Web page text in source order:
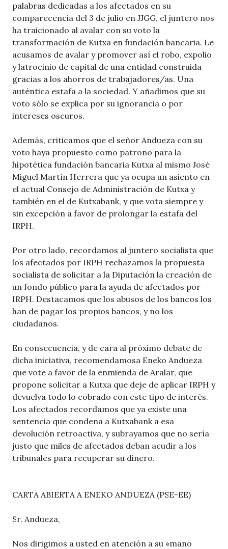
palabras dedicadas a los afectados en su
comparecencia del 3 de julio en JJGG, el juntero nos
ha traicionado al avalar con su voto la
transformación de Kutxa en fundación bancaria. Le
acusamos de avalar y promover así el robo, expolio
y latrocinio de capital de una entidad construida
gracias a los ahorros de trabajadores/as. Una
auténtica estafa a la sociedad. Y añadimos que su
voto sólo se explica por su ignorancia o por
intereses oscuros.
Además, criticamos que el señor Andueza con su
voto haya propuesto como patrono para la
hipotética fundación bancaria Kutxa al mismo José
Miguel Martín Herrera que ya ocupa un asiento en
el actual Consejo de Administración de Kutxa y
también en el de Kutxabank, y que vota siempre y
sin excepción a favor de prolongar la estafa del
IRPH.
Por otro lado, recordamos al juntero socialista que
los afectados por IRPH rechazamos la propuesta
socialista de solicitar a la Diputación la creación de
un fondo público para la ayuda de afectados por
IRPH. Destacamos que los abusos de los bancos los
han de pagar los propios bancos, y no los
ciudadanos.
En consecuencia, y de cara al próximo debate de
dicha iniciativa, recomendamosa Eneko Andueza
que vote a favor de la enmienda de Aralar, que
propone solicitar a Kutxa que deje de aplicar IRPH y
devuelva todo lo cobrado con este tipo de interés.
Los afectados recordamos que ya existe una
sentencia que condena a Kutxabank a esa
devolución retroactiva, y subrayamos que no sería
justo que miles de afectados deban acudir a los
tribunales para recuperar su dinero.
CARTA ABIERTA A ENEKO ANDUEZA (PSE-EE)
Sr. Andueza,
Nos dirigimos a usted en atención a su «mano